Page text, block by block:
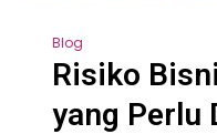
Blog
Risiko
yang Perlu